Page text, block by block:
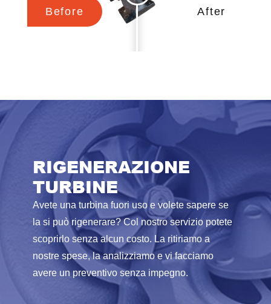
RIGENERAZIONE
TURBINE
Avete una turbina fuori uso e volete sapere se
la si può rigenerare? Col nostro servizio potete
scoprirlo senza alcun costo. La ritiriamo a
nostre spese, la analizziamo e vi facciamo
avere un preventivo senza impegno.